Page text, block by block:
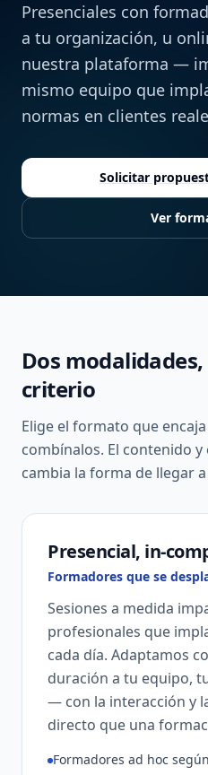
Presenciales con
a tu organización, u
nuestra plataforma —
mismo equipo que
normas en clientes
Solicitar
Ver
Dos
criterio
Elige el formato que
combínalos. El contenido
cambia la forma de llegar
Presencial, in-
Formadores que se
Sesiones a medida
profesionales que
cada día. Adaptamos
duración a tu equipo,
— con la interacción y
directo que una
Formadores ad hoc